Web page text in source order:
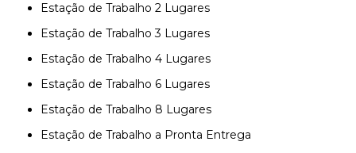
Estação de Trabalho 2 Lugares
Estação de Trabalho 3 Lugares
Estação de Trabalho 4 Lugares
Estação de Trabalho 6 Lugares
Estação de Trabalho 8 Lugares
Estação de Trabalho a Pronta Entrega